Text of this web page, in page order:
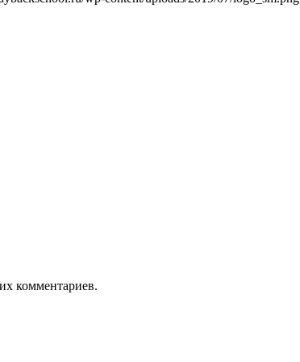
комментариев.